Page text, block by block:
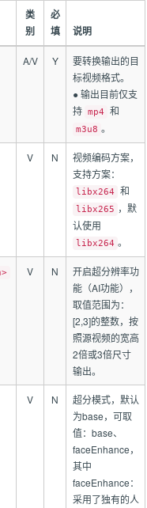
类
别
必
填
说明
A/V Y
要转换输出的目
标视频格式。
● 输出目前仅支
持 mp4 和
m3u8 。
V N
视频编码方案，
支持方案：
libx264 和
libx265 ，默
认使用
libx264 。
V N
开启超分辨率功
能（AI功能），
取值范围为：
[2,3]的整数，按
照源视频的宽高
2倍或3倍尺寸
输出。
V N
超分模式，默认
为base，可取
值：base、
faceEnhance，
其中
faceEnhance：
采用了独有的人